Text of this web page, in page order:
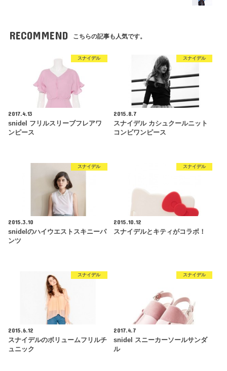
RECOMMEND こちらの記事も人気です。
スナイデル
2017.4.13
snidel フリルスリーブフレアワ
ンピース
スナイデル
2015.8.7
スナイデル カシュクールニット
コンビワンピース
スナイデル
2015.3.10
snidelのハイウエストスキニーパ
ンツ
スナイデル
2015.10.12
スナイデルとキティがコラボ！
スナイデル
2015.6.12
スナイデルのボリュームフリルチ
ュニック
スナイデル
2017.4.7
snidel スニーカーソールサンダ
ル